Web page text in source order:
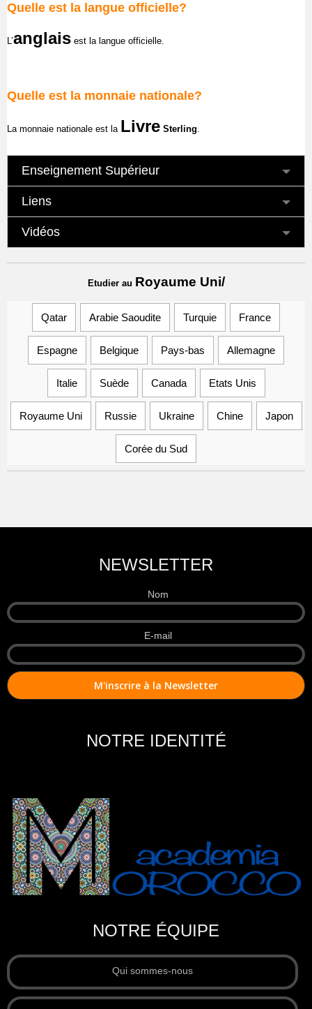
Quelle est la langue officielle?
L’anglais est la langue officielle.
Quelle est la monnaie nationale?
La monnaie nationale est la Livre Sterling.
Enseignement Supérieur
Liens
Vidéos
Etudier au Royaume Uni/
Qatar Arabie Saoudite Turquie France
Espagne Belgique Pays-bas Allemagne
Italie Suède Canada Etats Unis
Royaume Uni Russie Ukraine Chine Japon
Corée du Sud
NEWSLETTER
Nom
E-mail
NOTRE IDENTITÉ
NOTRE ÉQUIPE
Qui sommes-nous